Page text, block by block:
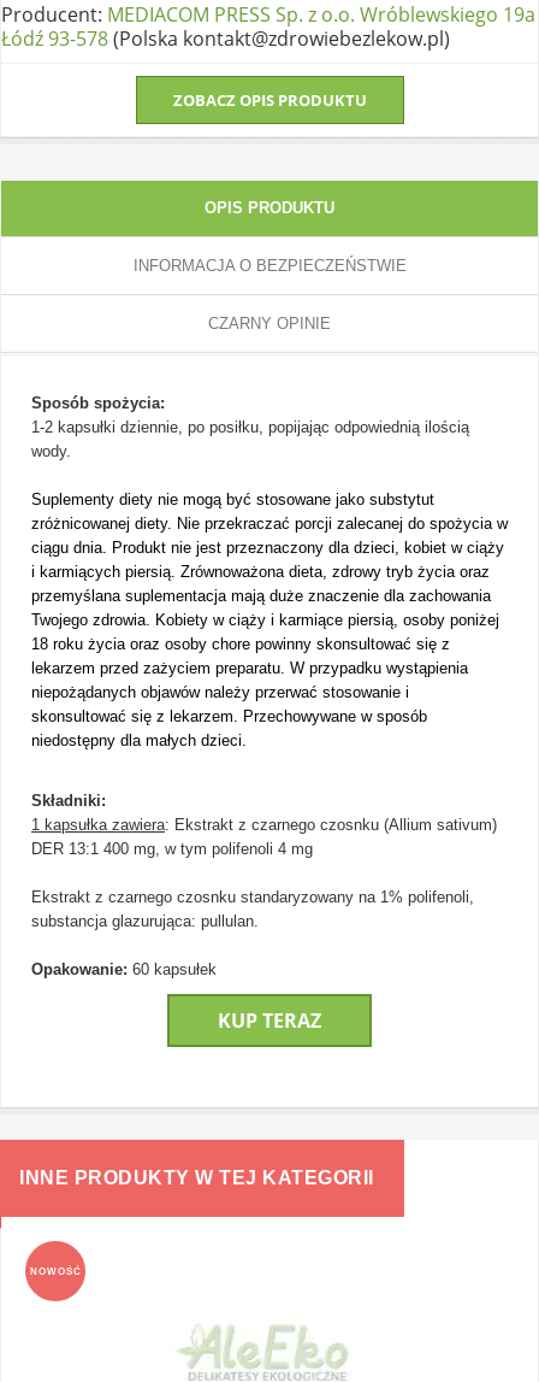
Producent: MEDIACOM PRESS Sp. z o.o. Wróblewskiego 19a
Łódź 93-578(Polska kontakt@zdrowiebezlekow.pl)
ZOBACZ OPIS PRODUKTU
OPIS PRODUKTU
INFORMACJA O BEZPIECZEŃSTWIE
CZARNY OPINIE
Sposób spożycia:
1-2 kapsułki dziennie, po posiłku, popijając odpowiednią ilością
wody.
Suplementy diety nie mogą być stosowane jako substytut
zróżnicowanej diety. Nie przekraczać porcji zalecanej do spożycia w
ciągu dnia. Produkt nie jest przeznaczony dla dzieci, kobiet w ciąży
i karmiących piersią. Zrównoważona dieta, zdrowy tryb życia oraz
przemyślana suplementacja mają duże znaczenie dla zachowania
Twojego zdrowia. Kobiety w ciąży i karmiące piersią, osoby poniżej
18 roku życia oraz osoby chore powinny skonsultować się z
lekarzem przed zażyciem preparatu. W przypadku wystąpienia
niepożądanych objawów należy przerwać stosowanie i
skonsultować się z lekarzem. Przechowywane w sposób
niedostępny dla małych dzieci.
Składniki:
1 kapsułka zawiera: Ekstrakt z czarnego czosnku (Allium sativum)
DER 13:1 400 mg, w tym polifenoli 4 mg
Ekstrakt z czarnego czosnku standaryzowany na 1% polifenoli,
substancja glazurująca: pullulan.
Opakowanie: 60 kapsułek
KUP TERAZ
INNE PRODUKTY W TEJ KATEGORII
NOWOŚĆ